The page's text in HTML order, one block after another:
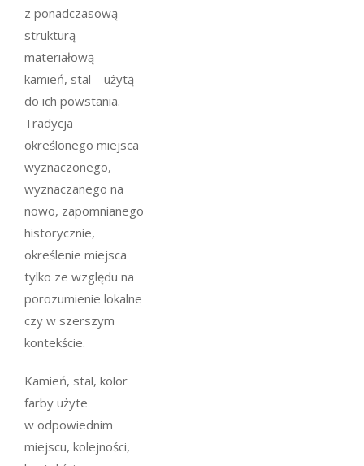
z ponadczasową
strukturą
materiałową –
kamień, stal – użytą
do ich powstania.
Tradycja
określonego miejsca
wyznaczonego,
wyznaczanego na
nowo, zapomnianego
historycznie,
określenie miejsca
tylko ze względu na
porozumienie lokalne
czy w szerszym
kontekście.
Kamień, stal, kolor
farby użyte
w odpowiednim
miejscu, kolejności,